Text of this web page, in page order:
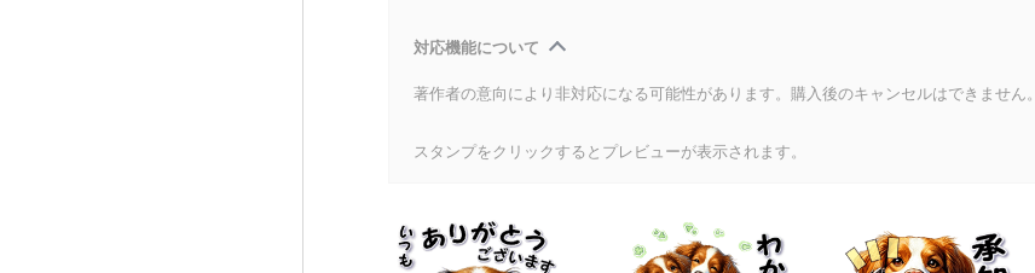
対応機能について
著作者の意向により非対応になる可能性があります。購入後のキャンセルはできません。
スタンプをクリックするとプレビューが表示されます。